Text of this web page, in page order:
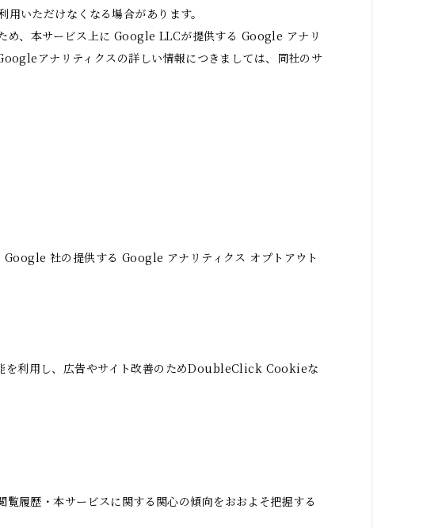
いただけなくなる場合があります。
め、本サービス上に Google LLCが提供する Google アナリ
アナリティクスの詳しい情報につきましては、同社のサ
社の提供する Google アナリティクス オプトアウト
を利用し、広告やサイト改善のためDoubleClick Cookieな
履歴・本サービスに関する関心の傾向をおおよそ把握する